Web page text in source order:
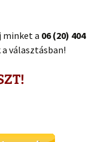
minket a 06 (20) 404
választásban!